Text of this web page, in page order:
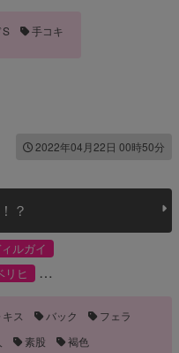
S 手コキ
2022年04月22日 00時50分
？
ルガイ
リヒ
キス バック
フェラ
素股 褐色